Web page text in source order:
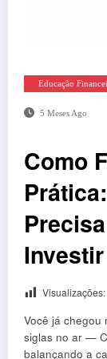
Educação
5 Meses Ago
Como
Investir
Visualizações:
Você já chegou
siglas no ar —
balançando a